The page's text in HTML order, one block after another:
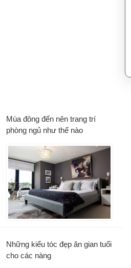
Mùa đông đến nên trang trí
phòng ngủ như thế nào
Những kiểu tóc đẹp ăn gian tuổi
cho các nàng